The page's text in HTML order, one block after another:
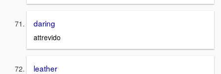
daring
attrevido
leather